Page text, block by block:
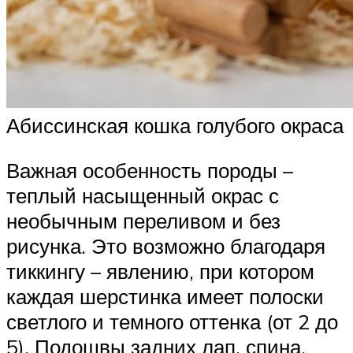
Абиссинская кошка голубого окраса
Важная особенность породы –
теплый насыщенный окрас с
необычным переливом и без
рисунка. Это возможно благодаря
тиккингу – явлению, при котором
каждая шерстинка имеет полоски
светлого и темного оттенка (от 2 до
5). Подошвы задних лап, спина,